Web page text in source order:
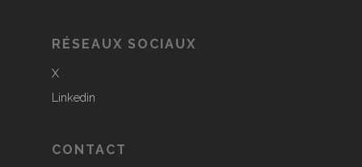
RÉSEAUX SOCIAUX
X
Linkedin
CONTACT